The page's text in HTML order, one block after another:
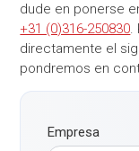
dude en ponerse
+31 (0)316-250830.
directamente el
pondremos en
Empresa